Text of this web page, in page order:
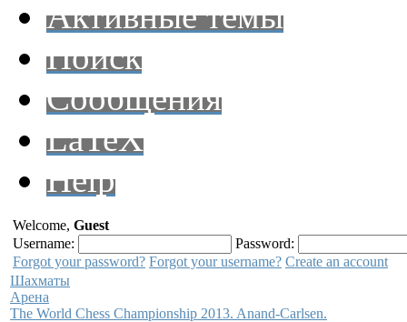
Активные темы
Поиск
Сообщения
LaTeX
Help
Welcome, Guest
Username:
Password:
Forgot your password? Forgot your username? Create an account
Шахматы
Арена
The World Chess Championship 2013. Anand-Carlsen.